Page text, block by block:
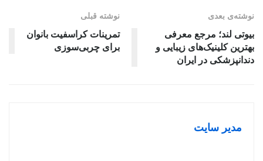
نوشته قبلی
تمرینات کراسفیت بانوان
برای چربی‌سوزی
نوشته‌ی بعدی
بیوتی لند؛ مرجع معرفی
بهترین کلینیک‌های زیبایی و
دندانپزشکی در ایران
مدیر سایت